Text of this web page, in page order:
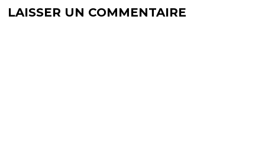
LAISSER UN COMMENTAIRE